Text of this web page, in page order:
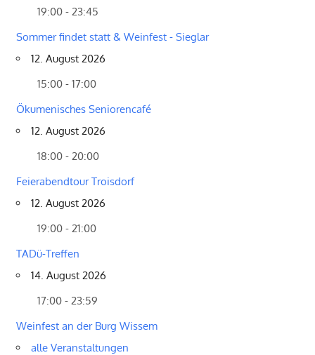
19:00 - 23:45
Sommer findet statt & Weinfest - Sieglar
12. August 2026
15:00 - 17:00
Ökumenisches Seniorencafé
12. August 2026
18:00 - 20:00
Feierabendtour Troisdorf
12. August 2026
19:00 - 21:00
TADü-Treffen
14. August 2026
17:00 - 23:59
Weinfest an der Burg Wissem
alle Veranstaltungen